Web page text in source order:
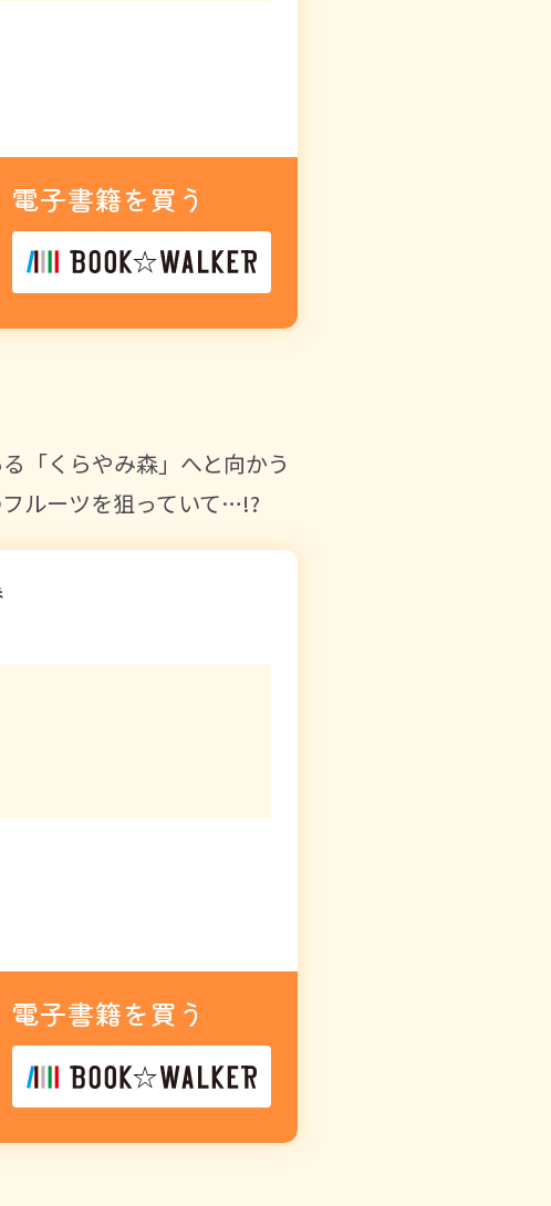
電子書籍を買う
「くらやみ森」へと向かう
ルーツを狙っていて…!?
電子書籍を買う